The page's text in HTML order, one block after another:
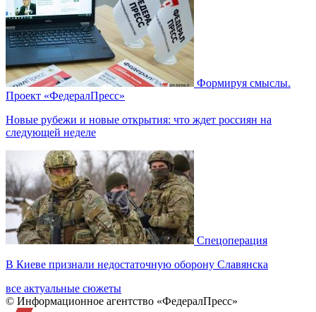
Формируя смыслы.
Проект «ФедералПресс»
Новые рубежи и новые открытия: что ждет россиян на
следующей неделе
Спецоперация
В Киеве признали недостаточную оборону Славянска
все актуальные сюжеты
© Информационное агентство «ФедералПресс»